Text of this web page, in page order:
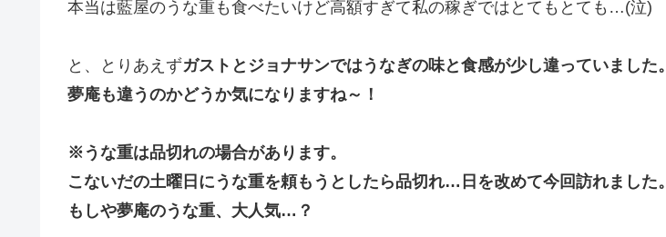
本当は藍屋のうな重も食べたいけど高額すぎて私の稼ぎではとてもとても…(泣)
と、とりあえずガストとジョナサンではうなぎの味と食感が少し違っていました。
夢庵も違うのかどうか気になりますね～！
※うな重は品切れの場合があります。
こないだの土曜日にうな重を頼もうとしたら品切れ…日を改めて今回訪れました。
もしや夢庵のうな重、大人気…？